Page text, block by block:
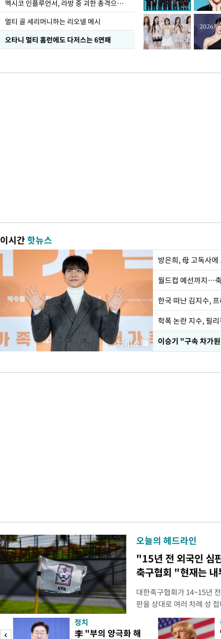
멕시코 인플루언서, 라방 중 괴한 총격으로 사망
멀티 골 세리머니하는 리오넬 메시
오타니 멀티 홈런에도 다저스는 6연패
이시간핫뉴스
방은희, 母 고독사
월드컵 예선까지…
한국 떠난 김지수,
학폭 논란 지수, 필
이승기 "구속 차가
오늘의 헤드라인
"15년 전 외국인 심
축구협회 "현재는
대한축구협회가 14~15년
판을 상대로 여러 차례 성
구계에 따르면 국회의 한
년 국제심판 10여 명에게
정치
李 "부의 양극화 해